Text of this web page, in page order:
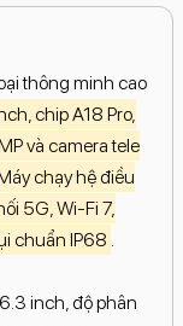
thông minh cao
chip A18 Pro,
và camera tele
chạy hệ điều
5G, Wi-Fi 7,
chuẩn IP68
inch, độ phân